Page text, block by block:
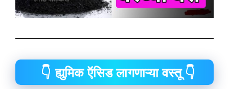
👇 ह्युमिक ऍसिड लागणाऱ्या वस्तू 👇